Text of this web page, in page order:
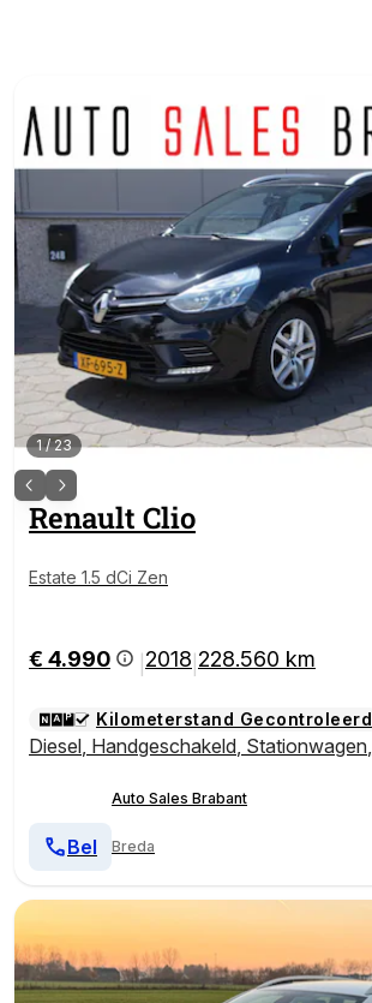
1/23
Renault Clio
Estate 1.5 dCi Zen
€ 4.990 2018 228.560 km
Kilometerstand Gecontroleerd
Diesel, Handgeschakeld, Stationwagen,
Auto Sales Brabant
Breda
Bel